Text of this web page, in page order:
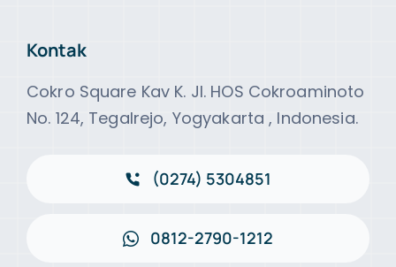
Kontak
Cokro Square Kav K. Jl. HOS Cokroaminoto
No. 124, Tegalrejo, Yogyakarta , Indonesia.
(0274) 5304851
0812-2790-1212